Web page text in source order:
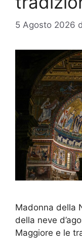
5 Agosto 2026
Madonna della
della neve
Maggiore e le